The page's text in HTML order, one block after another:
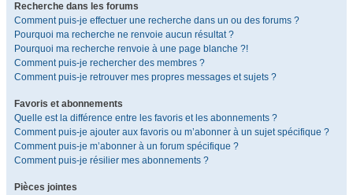
Recherche dans les forums
Comment puis-je effectuer une recherche dans un ou des forums ?
Pourquoi ma recherche ne renvoie aucun résultat ?
Pourquoi ma recherche renvoie à une page blanche ?!
Comment puis-je rechercher des membres ?
Comment puis-je retrouver mes propres messages et sujets ?
Favoris et abonnements
Quelle est la différence entre les favoris et les abonnements ?
Comment puis-je ajouter aux favoris ou m’abonner à un sujet spécifique ?
Comment puis-je m’abonner à un forum spécifique ?
Comment puis-je résilier mes abonnements ?
Pièces jointes